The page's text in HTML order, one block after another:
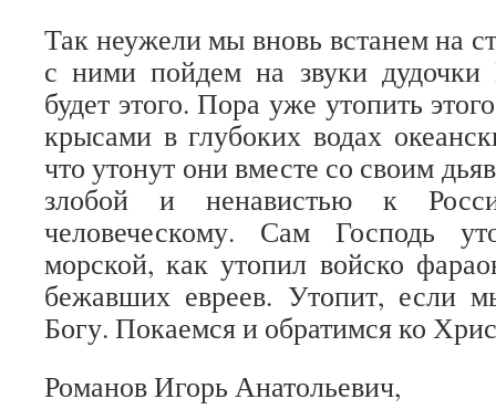
Так неужели мы вновь встанем на
с ними пойдем на звуки дудочки
будет этого. Пора уже утопить
крысами в глубоких водах
что утонут они вместе со своим
злобой и ненавистью к
человеческому. Сам Господь
морской, как утопил войско
бежавших евреев. Утопит, если
Богу. Покаемся и обратимся ко
Романов Игорь Анатольевич,